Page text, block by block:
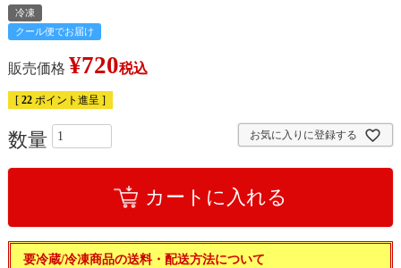
冷凍
クール便でお届け
販売価格 ¥720税込
[ 22 ポイント進呈 ]
お気に入りに登録する
カートに入れる
要冷蔵/冷凍商品の送料・配送方法について